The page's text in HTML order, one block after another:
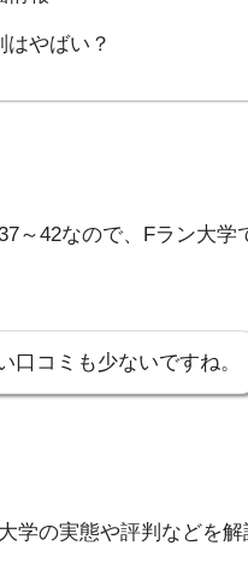
はやばい？
～42なので、Fラン大学
口コミも少ないですね。
学の実態や評判などを解